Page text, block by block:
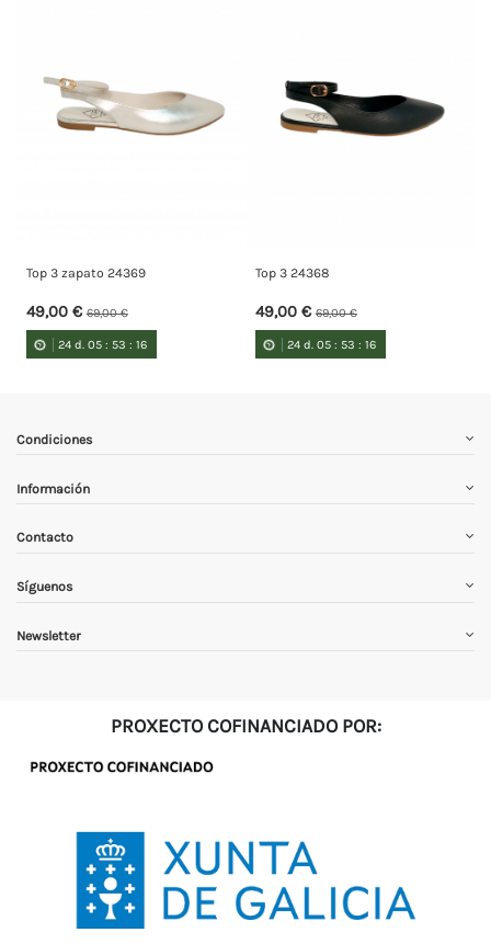
Top 3 zapato 24369
49,00 €69,00 €
24 d. 05 :53 :15
Top 3 24368
49,00 €69,00 €
24 d. 05 :53 :15
Condiciones
Información
Contacto
Síguenos
Newsletter
PROXECTO COFINANCIADO POR: